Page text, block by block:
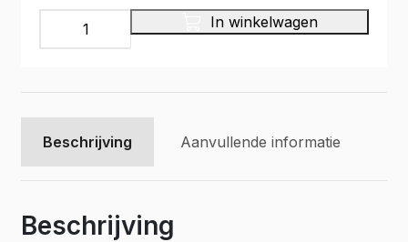
INFINITY
Bedrijfswageninrichting,
In winkelwagen
Beschrijving Aanvullende informatie
Beschrijving